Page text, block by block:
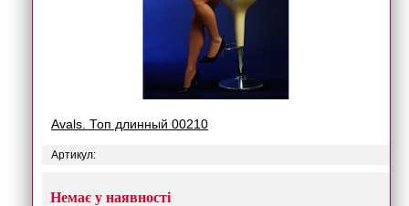
Avals. Топ длинный 00210
Артикул:
Немає у наявності